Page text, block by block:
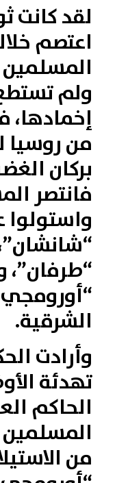
لقد كانت
اعتصم
ولم
إخمادها،
من روسيا
بركان
فانتصر
“طرفان”،
الشرقية.
وأرادت
تهدئة
الحاكم
المسلمين
من